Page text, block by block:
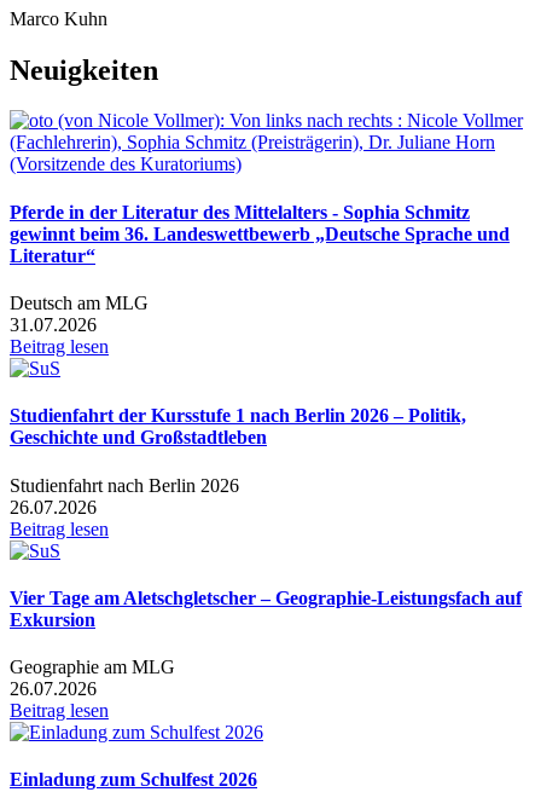
Marco Kuhn
Neuigkeiten
Pferde in der Literatur des Mittelalters - Sophia Schmitz
gewinnt beim 36. Landeswettbewerb „Deutsche Sprache und
Literatur“
Deutsch am MLG
31.07.2026
Beitrag lesen
Studienfahrt der Kursstufe 1 nach Berlin 2026 – Politik,
Geschichte und Großstadtleben
Studienfahrt nach Berlin 2026
26.07.2026
Beitrag lesen
Vier Tage am Aletschgletscher – Geographie-Leistungsfach auf
Exkursion
Geographie am MLG
26.07.2026
Beitrag lesen
Einladung zum Schulfest 2026